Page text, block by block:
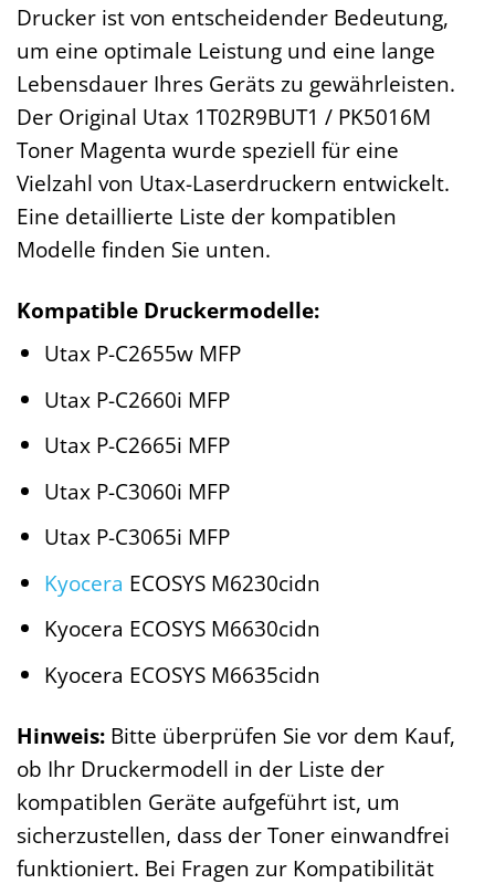
Drucker ist von entscheidender Bedeutung,
um eine optimale Leistung und eine lange
Lebensdauer Ihres Geräts zu gewährleisten.
Der Original Utax 1T02R9BUT1 / PK5016M
Toner Magenta wurde speziell für eine
Vielzahl von Utax-Laserdruckern entwickelt.
Eine detaillierte Liste der kompatiblen
Modelle finden Sie unten.
Kompatible Druckermodelle:
Utax P-C2655w MFP
Utax P-C2660i MFP
Utax P-C2665i MFP
Utax P-C3060i MFP
Utax P-C3065i MFP
Kyocera ECOSYS M6230cidn
Kyocera ECOSYS M6630cidn
Kyocera ECOSYS M6635cidn
Hinweis: Bitte überprüfen Sie vor dem Kauf,
ob Ihr Druckermodell in der Liste der
kompatiblen Geräte aufgeführt ist, um
sicherzustellen, dass der Toner einwandfrei
funktioniert. Bei Fragen zur Kompatibilität